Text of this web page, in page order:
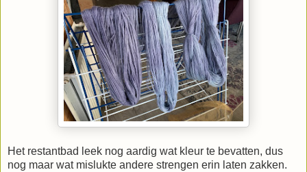
Het restantbad leek nog aardig wat kleur te bevatten, dus
nog maar wat mislukte andere strengen erin laten zakken.